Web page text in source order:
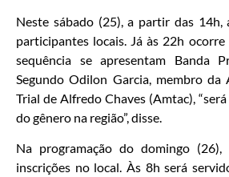
Neste sábado (25), a partir das 14h,
participantes locais. Já às 22h
sequência se apresentam Banda
Segundo Odilon Garcia, membro da
Trial de Alfredo Chaves (Amtac),
do gênero na região”, disse.
Na programação do domingo
inscrições no local. Às 8h será